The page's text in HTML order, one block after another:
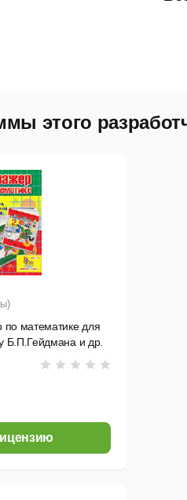
этого
по математике для
Б.П.Гейдмана и др.